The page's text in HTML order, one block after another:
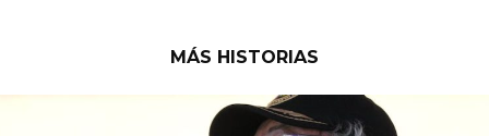
MÁS HISTORIAS